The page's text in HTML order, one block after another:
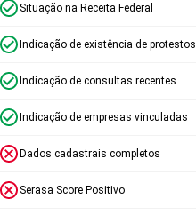
Situação na Receita Federal
Indicação de existência de protestos
Indicação de consultas recentes
Indicação de empresas vinculadas
Dados cadastrais completos
Serasa Score Positivo